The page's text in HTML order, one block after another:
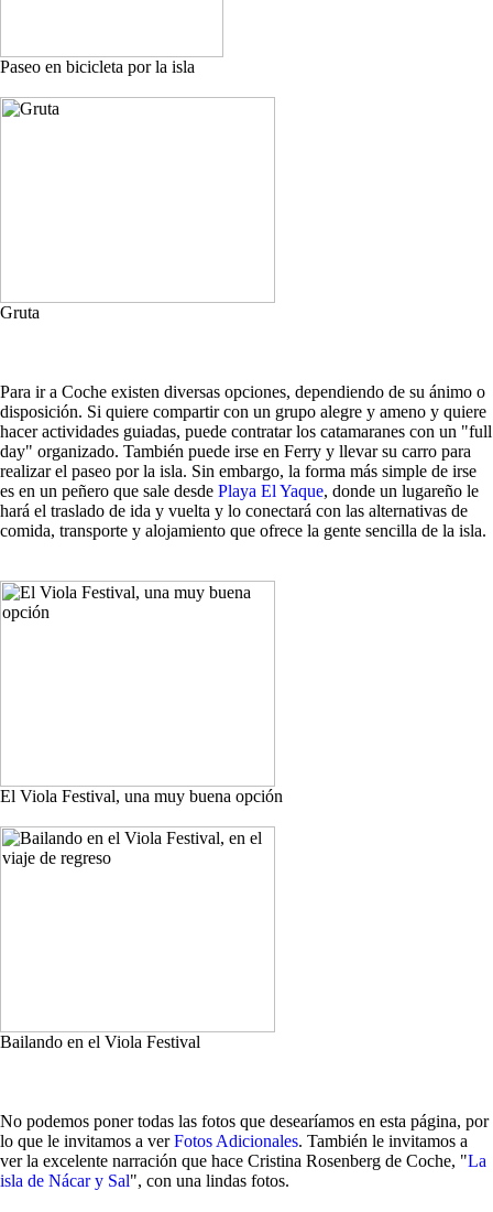
Paseo en bicicleta por la isla
Gruta
Para ir a Coche existen diversas opciones, dependiendo de su ánimo o
disposición. Si quiere compartir con un grupo alegre y ameno y quiere
hacer actividades guiadas, puede contratar los catamaranes con un "full
day" organizado. También puede irse en Ferry y llevar su carro para
realizar el paseo por la isla. Sin embargo, la forma más simple de irse
es en un peñero que sale desde Playa El Yaque, donde un lugareño le
hará el traslado de ida y vuelta y lo conectará con las alternativas de
comida, transporte y alojamiento que ofrece la gente sencilla de la isla.
El Viola Festival, una muy buena opción
Bailando en el Viola Festival
No podemos poner todas las fotos que desearíamos en esta página, por
lo que le invitamos a verFotos Adicionales. También le invitamos a
ver la excelente narración que hace Cristina Rosenberg de Coche, "La
isla de Nácar y Sal", con una lindas fotos.